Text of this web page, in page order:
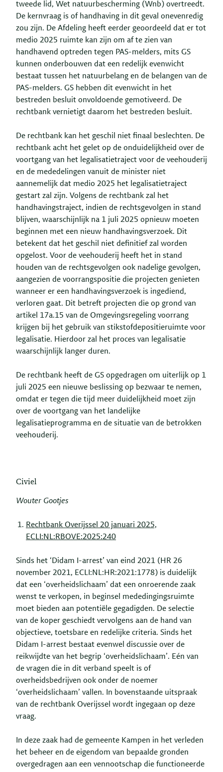
tweede lid, Wet natuurbescherming (Wnb) overtreedt.
De kernvraag is of handhaving in dit geval onevenredig
zou zijn. De Afdeling heeft eerder geoordeeld dat er tot
medio 2025 ruimte kan zijn om af te zien van
handhavend optreden tegen PAS-melders, mits GS
kunnen onderbouwen dat een redelijk evenwicht
bestaat tussen het natuurbelang en de belangen van de
PAS-melders. GS hebben dit evenwicht in het
bestreden besluit onvoldoende gemotiveerd. De
rechtbank vernietigt daarom het bestreden besluit.
De rechtbank kan het geschil niet finaal beslechten. De
rechtbank acht het gelet op de onduidelijkheid over de
voortgang van het legalisatietraject voor de veehouderij
en de mededelingen vanuit de minister niet
aannemelijk dat medio 2025 het legalisatietraject
gestart zal zijn. Volgens de rechtbank zal het
handhavingstraject, indien de rechtsgevolgen in stand
blijven, waarschijnlijk na 1 juli 2025 opnieuw moeten
beginnen met een nieuw handhavingsverzoek. Dit
betekent dat het geschil niet definitief zal worden
opgelost. Voor de veehouderij heeft het in stand
houden van de rechtsgevolgen ook nadelige gevolgen,
aangezien de voorrangspositie die projecten genieten
wanneer er een handhavingsverzoek is ingediend,
verloren gaat. Dit betreft projecten die op grond van
artikel 17a.15 van de Omgevingsregeling voorrang
krijgen bij het gebruik van stikstofdepositieruimte voor
legalisatie. Hierdoor zal het proces van legalisatie
waarschijnlijk langer duren.
De rechtbank heeft de GS opgedragen om uiterlijk op 1
juli 2025 een nieuwe beslissing op bezwaar te nemen,
omdat er tegen die tijd meer duidelijkheid moet zijn
over de voortgang van het landelijke
legalisatieprogramma en de situatie van de betrokken
veehouderij.
Civiel
Wouter Gootjes
Rechtbank Overijssel 20 januari 2025,
ECLI:NL:RBOVE:2025:240
Sinds het ‘Didam I-arrest’ van eind 2021 (HR 26
november 2021, ECLI:NL:HR:2021:1778) is duidelijk
dat een ‘overheidslichaam’ dat een onroerende zaak
wenst te verkopen, in beginsel mededingingsruimte
moet bieden aan potentiële gegadigden. De selectie
van de koper geschiedt vervolgens aan de hand van
objectieve, toetsbare en redelijke criteria. Sinds het
Didam I-arrest bestaat evenwel discussie over de
reikwijdte van het begrip ‘overheidslichaam’. Eén van
de vragen die in dit verband speelt is of
overheidsbedrijven ook onder de noemer
‘overheidslichaam’ vallen. In bovenstaande uitspraak
van de rechtbank Overijssel wordt ingegaan op deze
vraag.
In deze zaak had de gemeente Kampen in het verleden
het beheer en de eigendom van bepaalde gronden
overgedragen aan een vennootschap die functioneerde